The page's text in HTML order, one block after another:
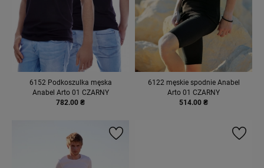
6152 Podkoszulka męska
Anabel Arto 01 CZARNY
782.00 ₴
6122 męskie spodnie Anabel
Arto 01 CZARNY
514.00 ₴